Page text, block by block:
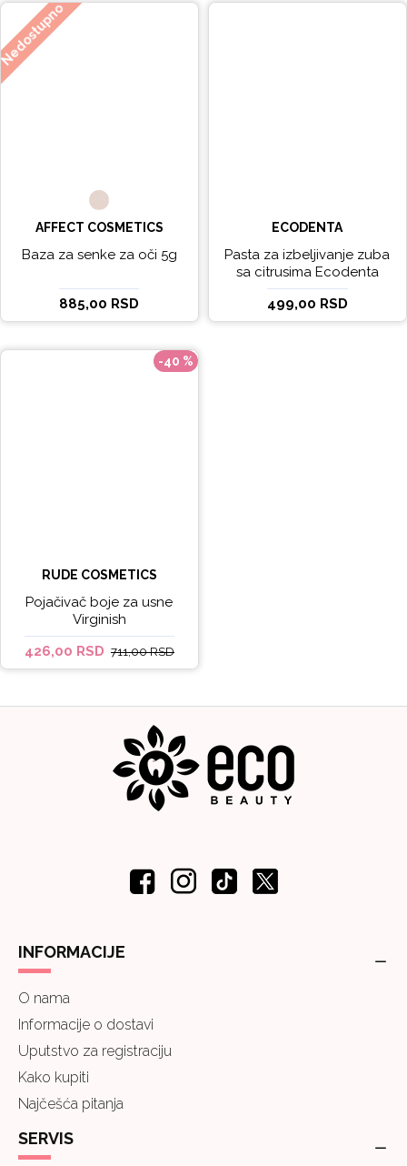
AFFECT COSMETICS
Baza za senke za oči 5g
885,00 RSD
ECODENTA
Pasta za izbeljivanje zuba
sa citrusima Ecodenta
EXPERT LINE EXCEPTIONAL
WHITENING 100ml
499,00 RSD
-40 %
RUDE COSMETICS
Pojačivač boje za usne
Virginish
426,00 RSD 711,00 RSD
INFORMACIJE
O nama
Informacije o dostavi
Uputstvo za registraciju
Kako kupiti
Najčešća pitanja
SERVIS